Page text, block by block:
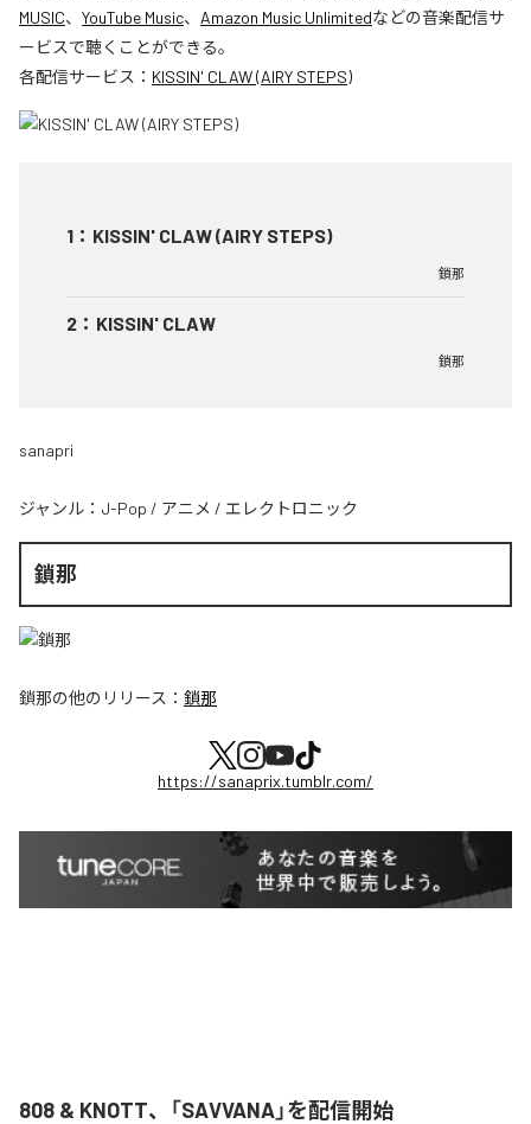
MUSIC、 YouTube Music、 Amazon Music Unlimitedなどの音楽配信サ
ービスで聴くことができる。
各配信サービス： KISSIN' CLAW (AIRY STEPS)
1 ： KISSIN' CLAW (AIRY STEPS)
鎖那
2 ： KISSIN' CLAW
鎖那
sanapri
ジャンル： J-Pop / アニメ / エレクトロニック
鎖那
鎖那の他のリリース： 鎖那
https://sanaprix.tumblr.com/
808 & KNOTT、「SAVVANA」を配信開始